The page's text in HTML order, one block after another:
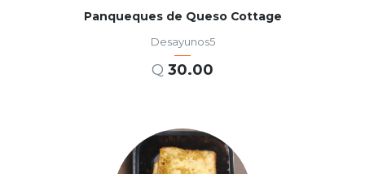
Panqueques de Queso Cottage
Desayunos5
Q 30.00